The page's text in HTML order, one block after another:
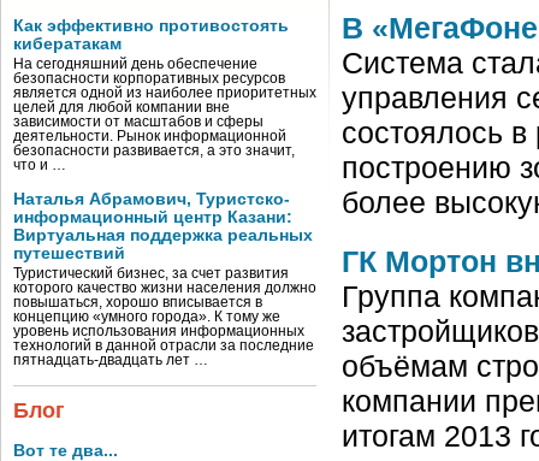
Как эффективно противостоять
кибератакам
На сегодняшний день обеспечение
безопасности корпоративных ресурсов
является одной из наиболее приоритетных
целей для любой компании вне
зависимости от масштабов и сферы
деятельности. Рынок информационной
безопасности развивается, а это значит,
что и …
Наталья Абрамович, Туристско-
информационный центр Казани:
Виртуальная поддержка реальных
путешествий
Туристический бизнес, за счет развития
которого качество жизни населения должно
повышаться, хорошо вписывается в
концепцию «умного города». К тому же
уровень использования информационных
технологий в данной отрасли за последние
пятнадцать-двадцать лет …
Блог
Вот те два...
В
Система
управления
состоялось
построению
более
ГК Мортон
Группа
объёмам
компании
итогам 2013